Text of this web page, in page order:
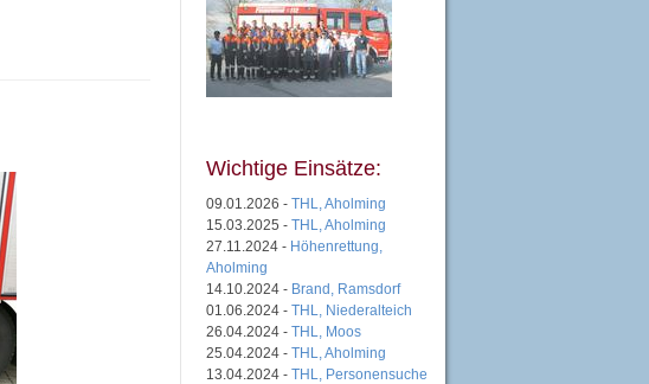
Wichtige Einsätze:
09.01.2026 - THL, Aholming
15.03.2025 - THL, Aholming
27.11.2024 - Höhenrettung,
Aholming
14.10.2024 - Brand, Ramsdorf
01.06.2024 - THL, Niederalteich
26.04.2024 - THL, Moos
25.04.2024 - THL, Aholming
13.04.2024 - THL, Personensuche